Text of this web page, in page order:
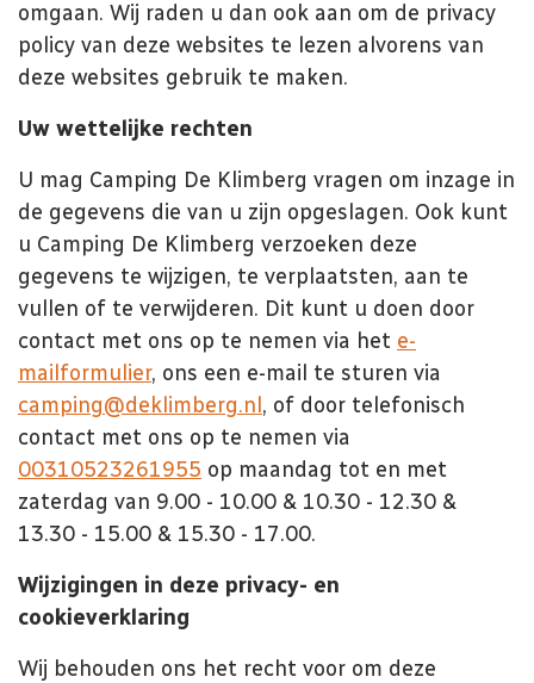
omgaan. Wij raden u dan ook aan om de privacy
policy van deze websites te lezen alvorens van
deze websites gebruik te maken.
Uw wettelijke rechten
U mag Camping De Klimberg vragen om inzage in
de gegevens die van u zijn opgeslagen. Ook kunt
u Camping De Klimberg verzoeken deze
gegevens te wijzigen, te verplaatsten, aan te
vullen of te verwijderen. Dit kunt u doen door
contact met ons op te nemen via het e-
mailformulier, ons een e-mail te sturen via
camping@deklimberg.nl, of door telefonisch
contact met ons op te nemen via
00310523261955 op maandag tot en met
zaterdag van 9.00 - 10.00 & 10.30 - 12.30 &
13.30 - 15.00 & 15.30 - 17.00.
Wijzigingen in deze privacy- en
cookieverklaring
Wij behouden ons het recht voor om deze